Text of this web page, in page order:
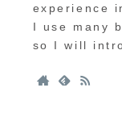
experience
I use many
so I will